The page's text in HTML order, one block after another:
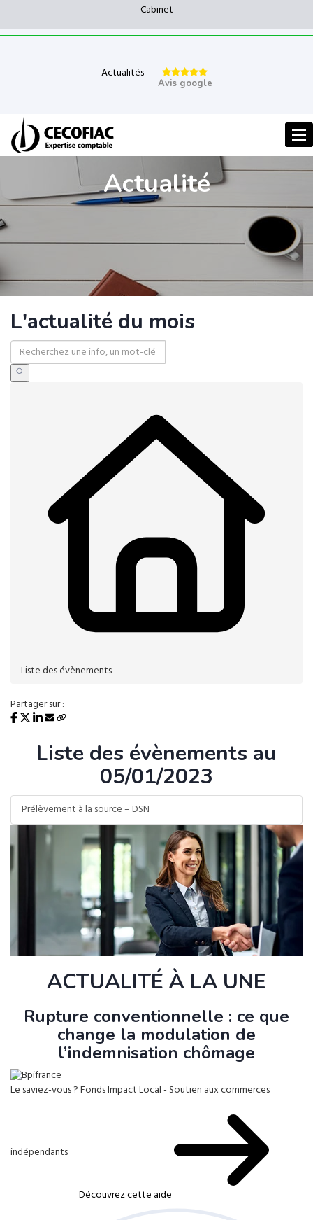
Cabinet
Actualités
Avis google
Actualité
L'actualité du mois
Liste des évènements
Partager sur :
Liste des évènements au
05/01/2023
Prélèvement à la source – DSN
ACTUALITÉ À LA UNE
Rupture conventionnelle : ce que
change la modulation de
l’indemnisation chômage
Le saviez-vous ?Fonds Impact Local - Soutien aux commerces
indépendants
Découvrez cette aide